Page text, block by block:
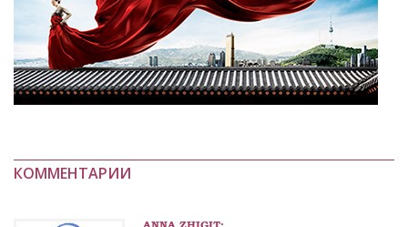
КОММЕНТАРИИ